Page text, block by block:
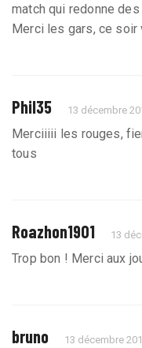
match qui redonne
Merci les gars, ce soir
Phil35 13 décembre
Merciiiii les rouges,
tous
Roazhon1901 13
Trop bon ! Merci aux
bruno 13 décembre